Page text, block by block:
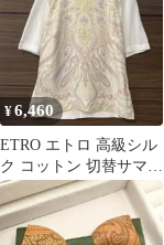
¥6,460
ETRO エトロ 高級シル
ク コットン 切替サマー
ニット ペイズリー スカ
ーフ柄